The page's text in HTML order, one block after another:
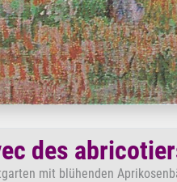
des
mit blühenden